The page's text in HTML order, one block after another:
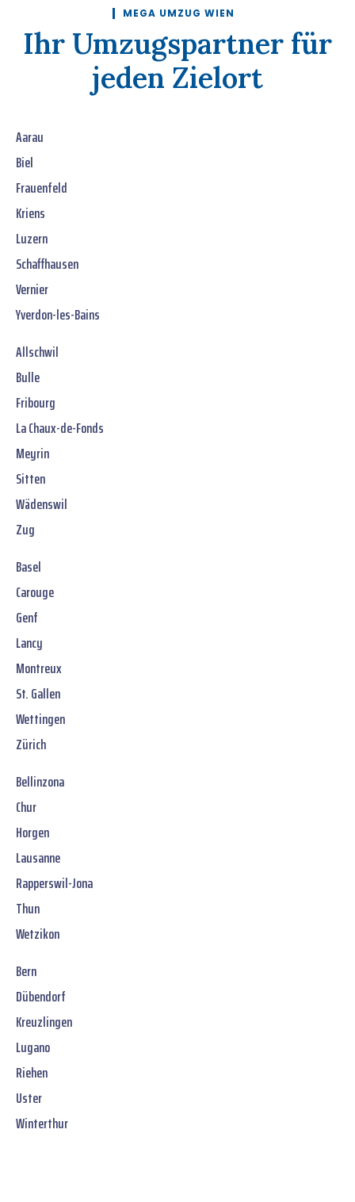
MEGA UMZUG WIEN
Ihr Umzugspartner für
jeden Zielort
Aarau
Biel
Frauenfeld
Kriens
Luzern
Schaffhausen
Vernier
Yverdon-les-Bains
Allschwil
Bulle
Fribourg
La Chaux-de-Fonds
Meyrin
Sitten
Wädenswil
Zug
Basel
Carouge
Genf
Lancy
Montreux
St. Gallen
Wettingen
Zürich
Bellinzona
Chur
Horgen
Lausanne
Rapperswil-Jona
Thun
Wetzikon
Bern
Dübendorf
Kreuzlingen
Lugano
Riehen
Uster
Winterthur